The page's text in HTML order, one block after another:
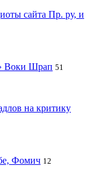
сайта Пр. ру, и
Воки Шрап 51
на критику
Фомич 12